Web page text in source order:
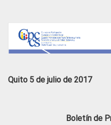
Quito 5 de julio de 2017
Boletín de